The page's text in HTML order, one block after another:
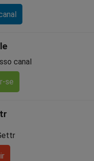
canal
se